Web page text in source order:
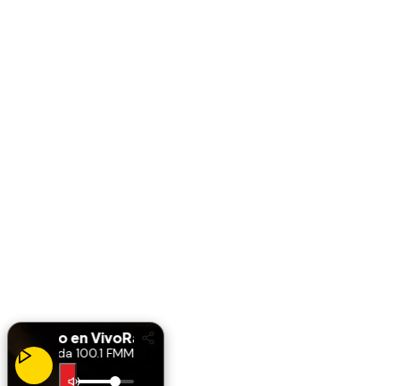
Radio en VivoRadio en Vivo
Miranda 100.1 FMMiranda 100.1 FM